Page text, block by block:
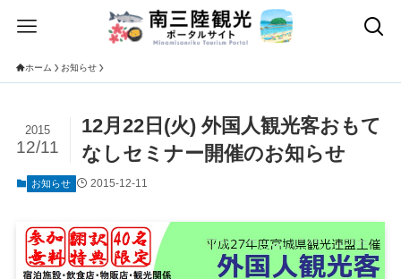
ホーム お知らせ
12月22日(火) 外国人観光客おもて
なしセミナー開催のお知らせ
2015
12/11
お知らせ 2015-12-11